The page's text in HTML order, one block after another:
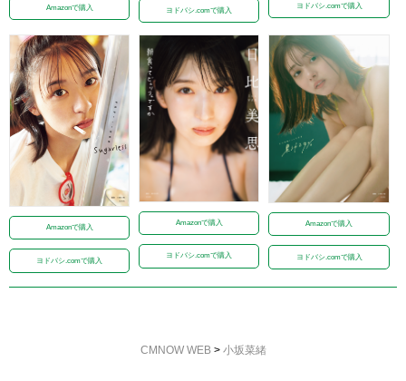
Amazonで購入 ヨドバシ.comで購入
ヨドバシ.comで購入
Amazonで購入
ヨドバシ.comで購入
Amazonで購入
ヨドバシ.comで購入
Amazonで購入
ヨドバシ.comで購入
CMNOW WEB> 小坂菜緒